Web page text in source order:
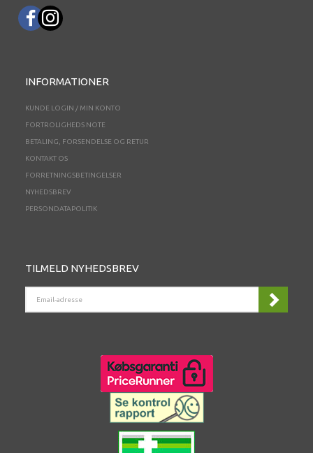
INFORMATIONER
KUNDE LOGIN / MIN KONTO
FORTROLIGHEDS NOTE
BETALING, FORSENDELSE OG RETUR
KONTAKT OS
FORRETNINGSBETINGELSER
NYHEDSBREV
PERSONDATAPOLITIK
TILMELD NYHEDSBREV
ADRESSE